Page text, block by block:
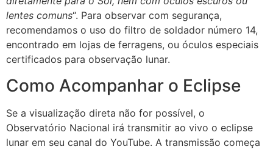
lentes comuns“. Para observar com segurança,
recomendamos o uso do filtro de soldador número 14,
encontrado em lojas de ferragens, ou óculos especiais
certificados para observação lunar.
Como Acompanhar o Eclipse
Se a visualização direta não for possível, o
Observatório Nacional irá transmitir ao vivo o eclipse
lunar em seu canal do YouTube. A transmissão começa